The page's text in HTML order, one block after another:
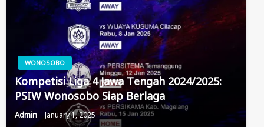
WONOSOBO
Kompetisi Liga 4 Jawa Tengah 2024/2025:
PSIW Wonosobo Siap Berlaga
Admin January 1, 2025